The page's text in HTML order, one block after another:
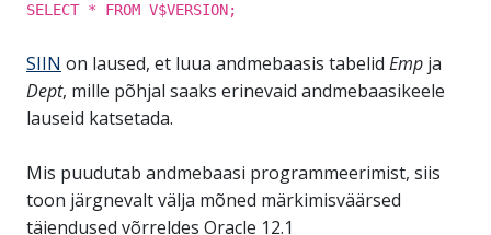
SELECT * FROM V$VERSION;
SIIN on laused, et luua andmebaasis tabelid Emp ja
Dept, mille põhjal saaks erinevaid andmebaasikeele
lauseid katsetada.
Mis puudutab andmebaasi programmeerimist, siis
toon järgnevalt välja mõned märkimisväärsed
täiendused võrreldes Oracle 12.1